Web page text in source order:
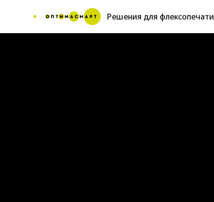
Решения для флексопечати